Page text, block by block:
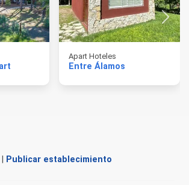
Apart Hoteles
Entre Álamos
Publicar establecimiento